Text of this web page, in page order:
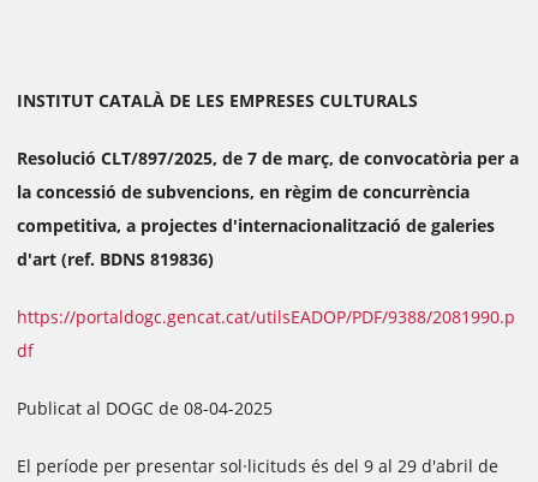
INSTITUT CATALÀ DE LES EMPRESES CULTURALS
Resolució CLT/897/2025, de 7 de març, de convocatòria per a
la concessió de subvencions, en règim de concurrència
competitiva, a projectes d'internacionalització de galeries
d'art (ref. BDNS 819836)
https://portaldogc.gencat.cat/utilsEADOP/PDF/9388/2081990.p
df
Publicat al DOGC de 08-04-2025
El període per presentar sol·licituds és del 9 al 29 d'abril de